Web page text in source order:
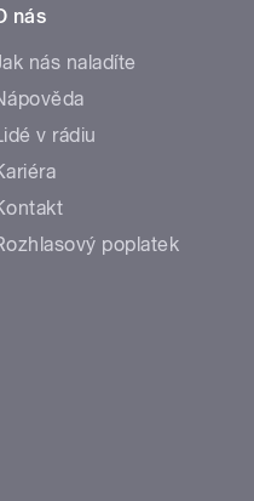
nás
nás naladíte
v rádiu
poplatek